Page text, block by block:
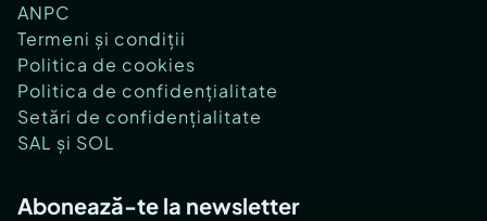
ANPC
Termeni și condiții
Politica de cookies
Politica de confidențialitate
Setări de confidențialitate
SAL și SOL
Abonează-te la newsletter